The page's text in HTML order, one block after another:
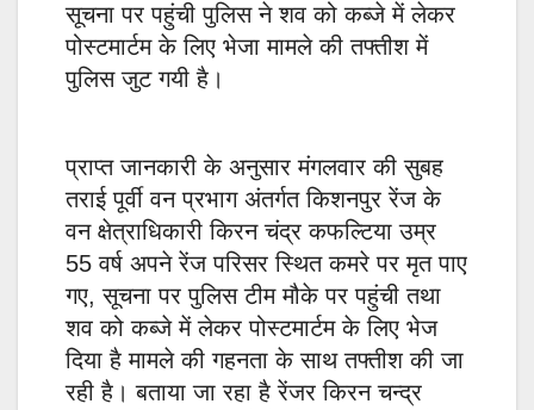
सूचना पर पहुंची पुलिस ने शव को कब्जे में लेकर
पोस्टमार्टम के लिए भेजा मामले की तफ्तीश में
पुलिस जुट गयी है।
प्राप्त जानकारी के अनुसार मंगलवार की सुबह
तराई पूर्वी वन प्रभाग अंतर्गत किशनपुर रेंज के
वन क्षेत्राधिकारी किरन चंद्र कफल्टिया उम्र
55 वर्ष अपने रेंज परिसर स्थित कमरे पर मृत पाए
गए, सूचना पर पुलिस टीम मौके पर पहुंची तथा
शव को कब्जे में लेकर पोस्टमार्टम के लिए भेज
दिया है मामले की गहनता के साथ तफ्तीश की जा
रही है। बताया जा रहा है रेंजर किरन चन्द्र